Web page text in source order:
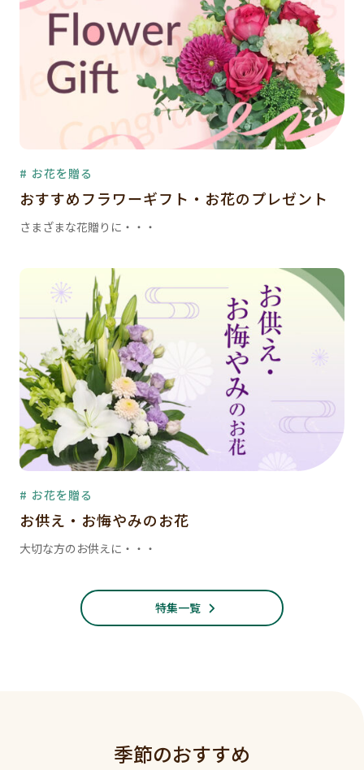
# お花を贈る
おすすめフラワーギフト・お花のプレゼント
さまざまな花贈りに・・・
# お花を贈る
お供え・お悔やみのお花
大切な方のお供えに・・・
特集一覧
季節のおすすめ